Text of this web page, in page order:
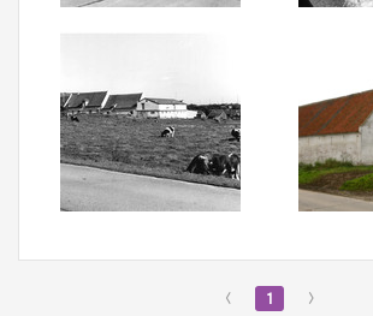
‹ 1 ›